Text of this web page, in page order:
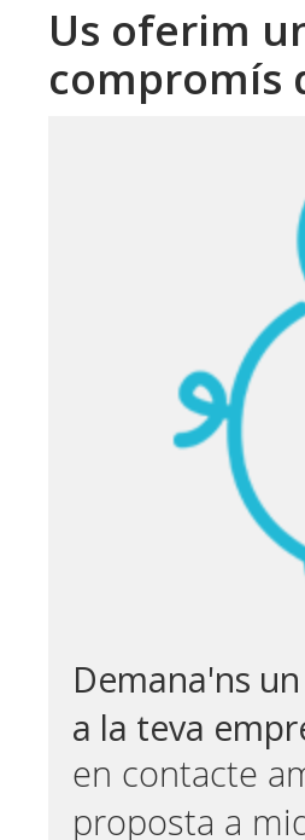
Us oferim
compromís
Demana'ns
a la teva
en contacte
proposta a